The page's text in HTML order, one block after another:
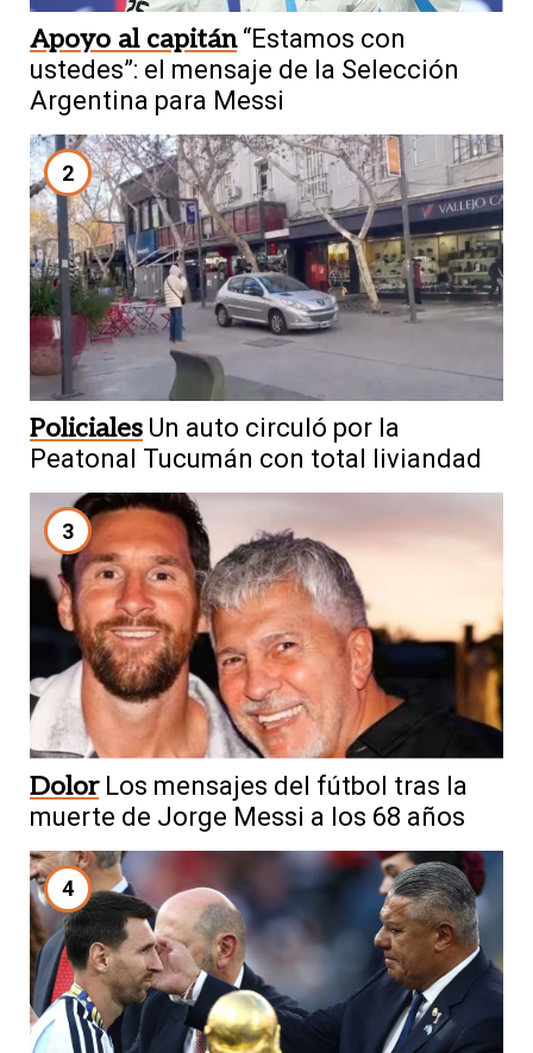
Apoyo al capitán “Estamos con
ustedes”: el mensaje de la Selección
Argentina para Messi
2
Policiales Un auto circuló por la
Peatonal Tucumán con total liviandad
3
Dolor Los mensajes del fútbol tras la
muerte de Jorge Messi a los 68 años
4